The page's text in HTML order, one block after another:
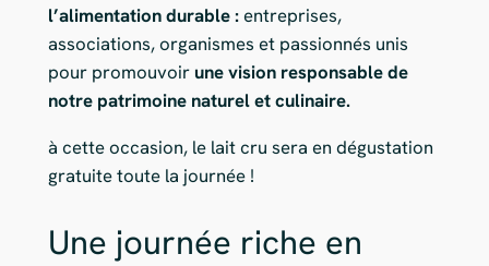
l’alimentation durable :entreprises,
associations, organismes et passionnés unis
pour promouvoir une vision responsable de
notre patrimoine naturel et culinaire.
à cette occasion, le lait cru sera en dégustation
gratuite toute la journée !
Une journée riche en